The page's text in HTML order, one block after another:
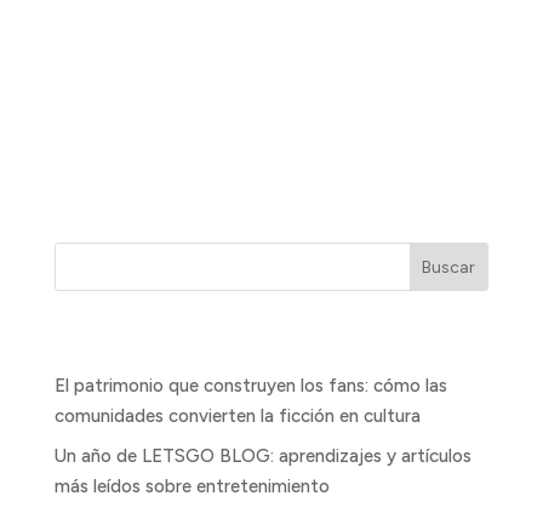
Buscar
El patrimonio que construyen los fans: cómo las
comunidades convierten la ficción en cultura
Un año de LETSGO BLOG: aprendizajes y artículos
más leídos sobre entretenimiento